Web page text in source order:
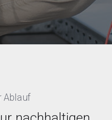
Ablauf